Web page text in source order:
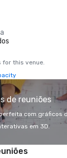
for this venue.
de reuniões
com gráficos
em 3D.